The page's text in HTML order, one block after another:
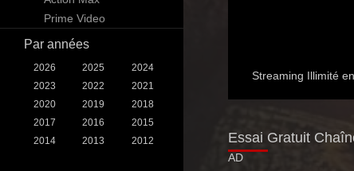
Western
Prime Video
Par années
2026 2025
2024
2023
2022
2021
2020
2019
2018
2017
2016
2015
2014
2013 2012
Streaming Illimité
Essai Gratuit
AD